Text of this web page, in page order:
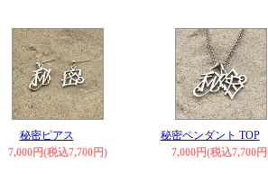
秘密ピアス
7,000円(税込7,700円)
秘密ペンダント TOP
7,000円(税込7,700